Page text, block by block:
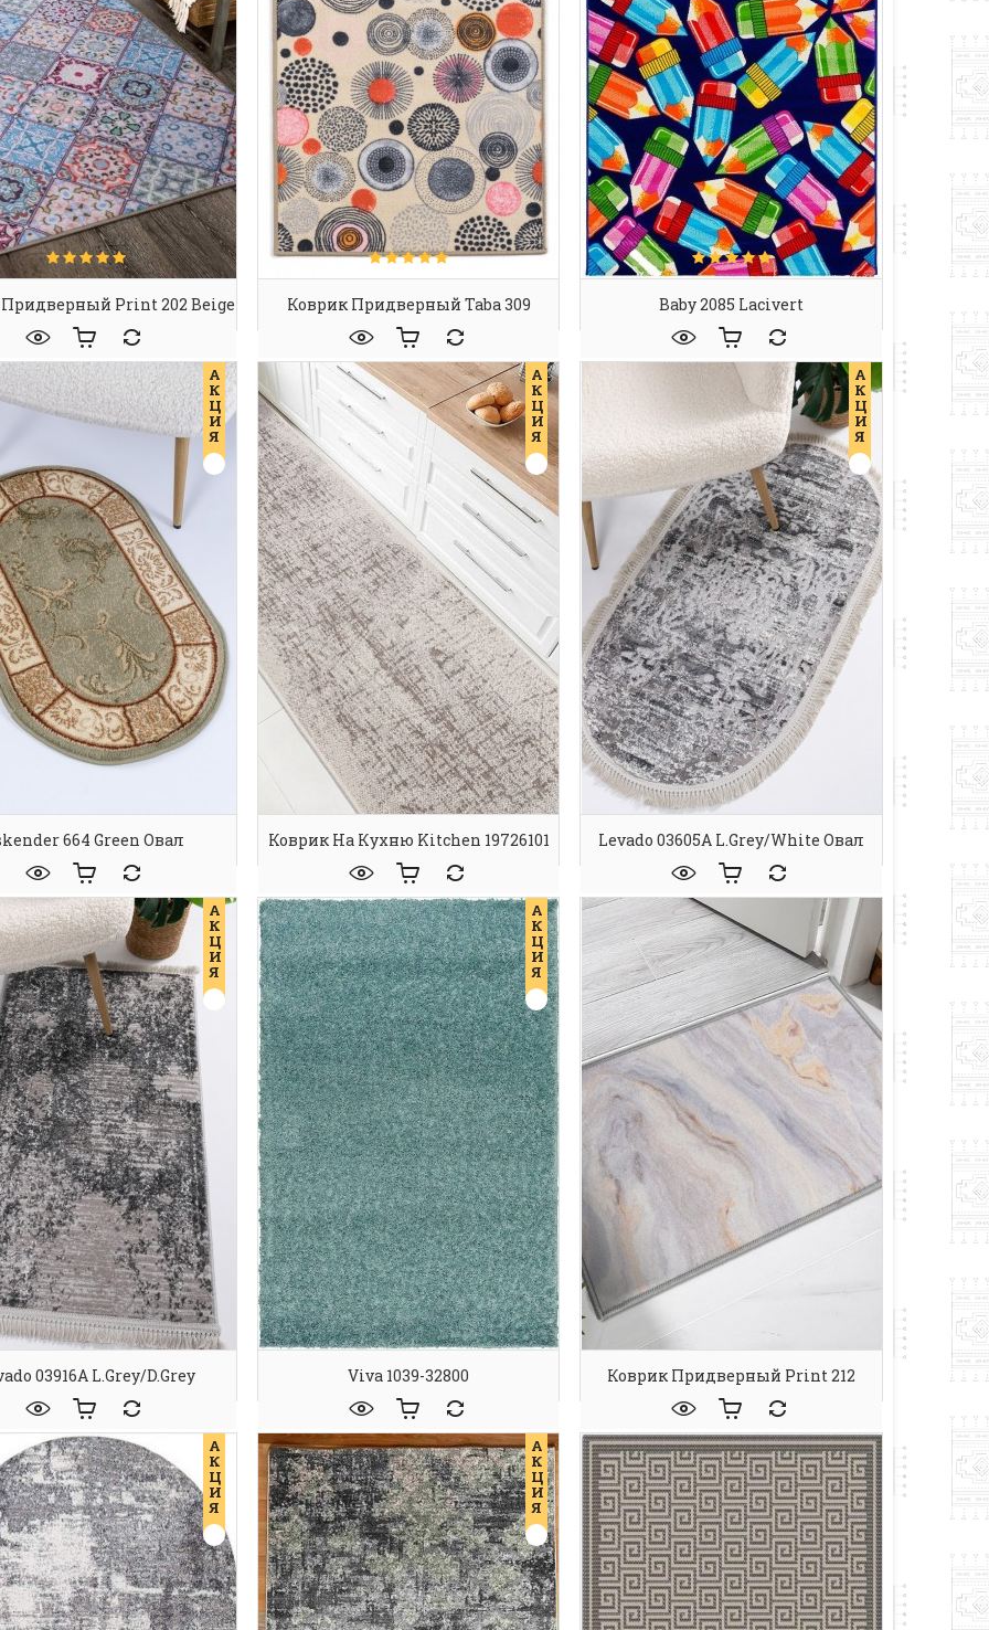
Print 202 Beige Коврик Придверный Taba 309 Baby 2085 Lacivert
А
К
Ц
И
Я
664 Green Овал
А
К
Ц
И
Я
Коврик На Кухню Kitchen 19726101
А
К
Ц
И
Я
Levado 03605A L.Grey/White Овал
А
К
Ц
И
Я
03916A L.Grey/D.Grey
А
К
Ц
И
Я
Viva 1039-32800 Коврик Придверный Print 212
А
К
Ц
И
Я
А
К
Ц
И
Я